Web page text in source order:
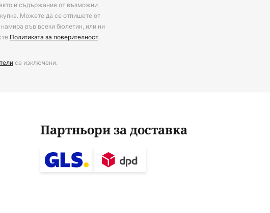
и съдържание от възможни
Можете да се отпишете от
намира във всеки бюлетин, или ни
Политиката за поверителност.
са изключени.
Партньори за доставка